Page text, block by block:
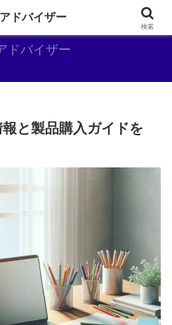
Adobe推しブログ
ドバイザー
と製品購入ガイドを
ドバイザー
検索